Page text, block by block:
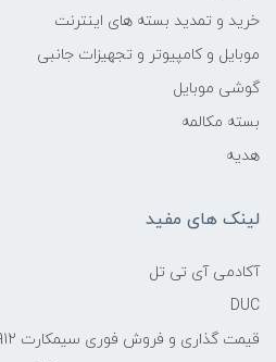
خرید و تمدید بسته های اینترنت
موبایل و کامپیوتر و تجهیزات جانبی
گوشی موبایل
بسته مکالمه
هدیه
لینک های مفید
آکادمی آی تی تل
DUC
قیمت گذاری و فروش فوری سیمکارت 0912